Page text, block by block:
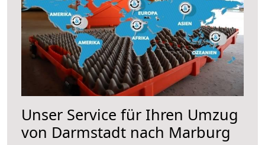
Unser Service für Ihren Umzug
von Darmstadt nach Marburg